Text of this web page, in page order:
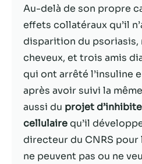
Au-delà de son propre
effets collatéraux qu’il
disparition du psoriasis,
cheveux, et trois amis
qui ont arrêté l’insuline
après avoir suivi la
aussi du projet
cellulairequ’il
directeur du CNRS pour
ne peuvent pas ou ne